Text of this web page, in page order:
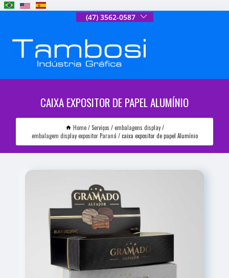
(47) 3562-0587
CAIXA EXPOSITOR DE PAPEL ALUMÍNIO
Home Serviços
embalagens display
embalagem display expositor Paraná
caixa expositor de papel Alumínio